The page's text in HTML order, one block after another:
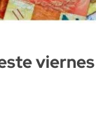
viernes